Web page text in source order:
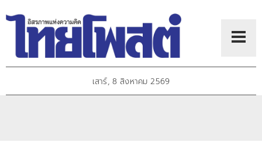
เสาร์, 8 สิงหาคม 2569